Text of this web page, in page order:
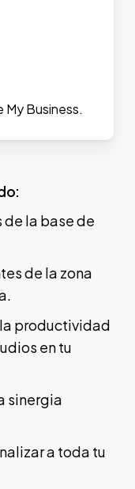
My Business.
la base de
de la zona
productividad
en tu
sinergia
a toda tu